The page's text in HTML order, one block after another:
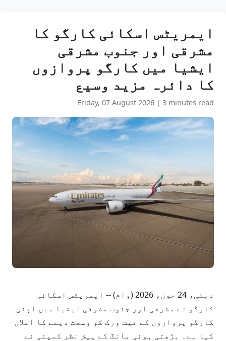
ایمریٹس اسکائی کارگو کا
مشرقی اور جنوب مشرقی
ایشیا میں کارگو پروازوں
کا دائرہ مزید وسیع
Friday, 07 August 2026 | 3 minutes read
دبئی، 24 جون، 2026 (وام) -- ایمریٹس اسکائی
کارگو نے مشرقی اور جنوب مشرقی ایشیا میں اپنی
کارگو پروازوں کے نیٹ ورک کو وسعت دینے کا اعلان
کیا ہے۔ بڑھتی ہوئی مانگ کے پیش نظر کمپنی نے